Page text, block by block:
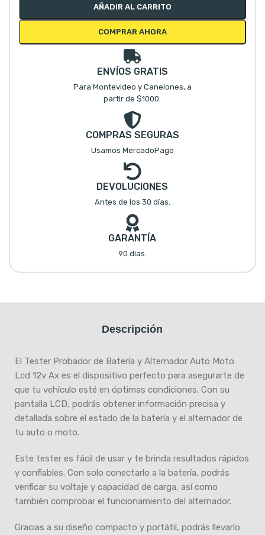
AÑADIR AL CARRITO
COMPRAR AHORA
ENVÍOS GRATIS
Para Montevideo y Canelones, a
partir de $1000.
COMPRAS SEGURAS
Usamos MercadoPago
DEVOLUCIONES
Antes de los 30 días.
GARANTÍA
90 días.
Descripción
El Tester Probador de Batería y Alternador Auto Moto
Lcd 12v Ax es el dispositivo perfecto para asegurarte de
que tu vehículo esté en óptimas condiciones. Con su
pantalla LCD, podrás obtener información precisa y
detallada sobre el estado de la batería y el alternador de
tu auto o moto.
Este tester es fácil de usar y te brinda resultados rápidos
y confiables. Con solo conectarlo a la batería, podrás
verificar su voltaje y capacidad de carga, así como
también comprobar el funcionamiento del alternador.
Gracias a su diseño compacto y portátil, podrás llevarlo